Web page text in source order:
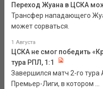
Переход Жуана в ЦСКА
Трансфер нападающего
может сорваться.
1 Августа
ЦСКА не смог победить
тура РПЛ, 1:1
Завершился матч 2-го
Премьер-Лиги, в котором ...